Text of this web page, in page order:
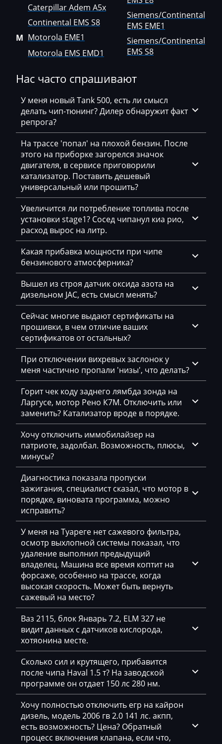
Bajaj
Basak
Belgee
Bell
Bentley
BMW
BobCat
Bomag
Brilliance
Buhler
BYD
Cadillac
Camc
Case
Caterpillar
CFMoto
Challenger
Changan
Changhe
Chery
Chevrolet
Chrysler
Citroen
Claas
CMI
Comacchio
Cupra
Dacia
Daewoo
DAF
Dammann
Derways
Deutz
Dewulf
Dieci
Dodge
Siemens/Continental EMS E8
Siemens/Continental EMS EME1
Siemens/Continental EMS S8
Caterpillar Adem A5x
Continental EMS S8
M Motorola EME1
Motorola EMS EMD1
Siemens/Continental
EMS EME1
Siemens/Continental
EMS S8
Нас часто спрашивают
У меня новый Tank 500, есть ли смысл
делать чип-тюнинг? Дилер обнаружит факт
репрога?
На трассе 'попал' на плохой бензин. После
этого на приборке загорелся значок
двигателя, в сервисе приговорили
катализатор. Поставить дешевый
универсальный или прошить?
Увеличится ли потребление топлива после
установки stage1? Сосед чипанул киа рио,
расход вырос на литр.
Какая прибавка мощности при чипе
бензинового атмосферника?
Вышел из строя датчик оксида азота на
дизельном JAC, есть смысл менять?
Сейчас многие выдают сертификаты на
прошивки, в чем отличие ваших
сертификатов от остальных?
При отключении вихревых заслонок у
меня частично пропали 'низы', что делать?
Горит чек коду заднего лямбда зонда на
Ларгусе, мотор Рено К7М. Отключить или
заменить? Катализатор вроде в порядке.
Хочу отключить иммобилайзер на
патриоте, задолбал. Возможность, плюсы,
минусы?
Диагностика показала пропуски
зажигания, специалист сказал, что мотор в
порядке, виновата программа, можно
исправить?
У меня на Туареге нет сажевого фильтра,
осмотр выхлопной системы показал, что
удаление выполнил предыдущий
владелец. Машина все время коптит на
форсаже, особенно на трассе, когда
высокая скорость. Может быть вернуть
сажевый на место?
Ваз 2115, блок Январь 7.2, ELM 327 не
видит данных с датчиков кислорода,
хотяонина месте.
Сколько сил и крутящего, прибавится
после чипа Haval 1.5 т? На заводской
программе он отдает 150 лс 280 нм.
Хочу полностью отключить егр на кайрон
дизель, модель 2006 гв 2.0 141 лс. акпп,
есть возможность? Цена? Обратный
процесс включения клапана, если что,